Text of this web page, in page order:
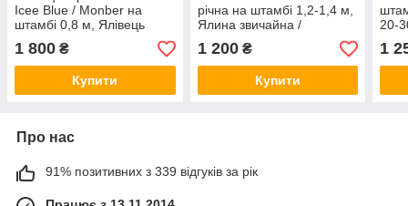
Ісее Blue / Monber на
штамбі 0,8 м, Ялівець
горизонтальний Айс Блю/
Монбер на штамбі
1 800 ₴
Купити
річна на штамбі 1,2-1,4 м,
Ялина звичайна /
європейська Инверса,
Picea abies Inversa
1 200₴
Купити
20-
1
Про нас
91% позитивних з 339 відгуків за рік